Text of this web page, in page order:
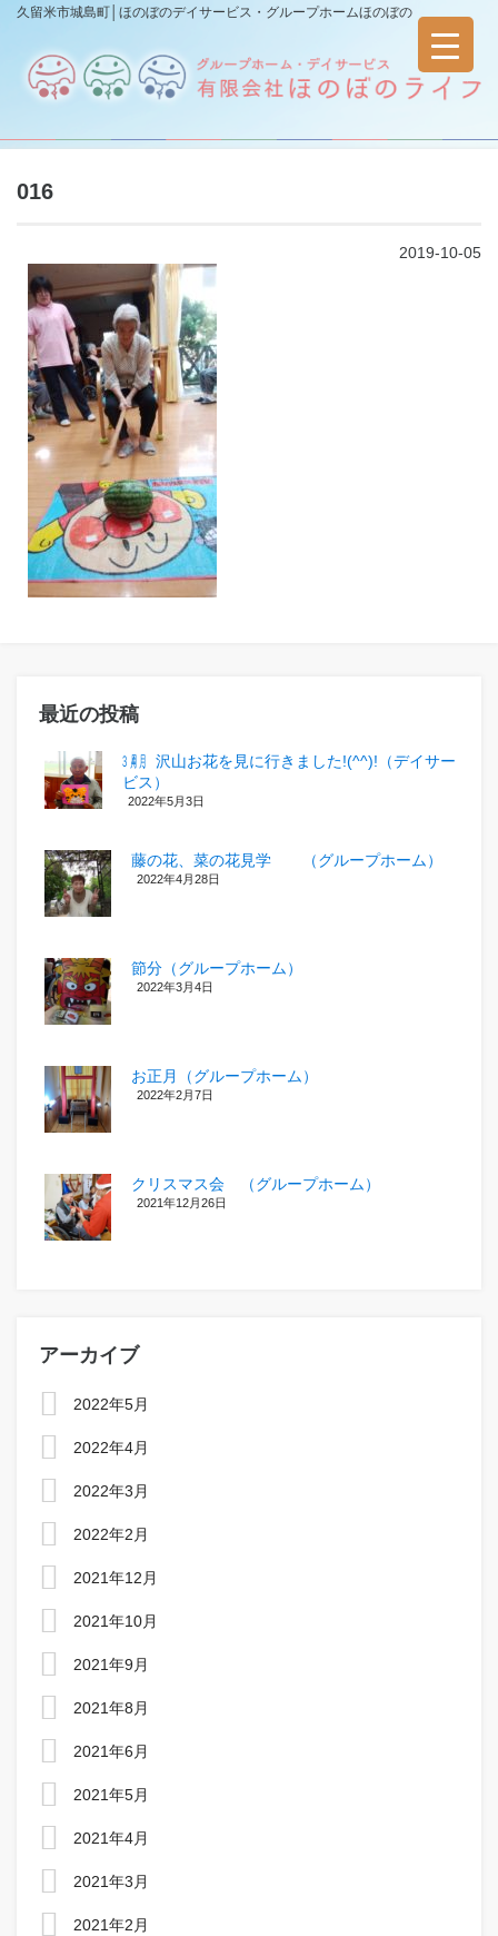
久留米市城島町│ほのぼのデイサービス・グループホームほのぼの
016
2019-10-05
最近の投稿
㋂㋃、沢山お花を見に行きました!(^^)!（デイサー
ビス）
2022年5月3日
藤の花、菜の花見学 （グループホーム）
2022年4月28日
節分（グループホーム）
2022年3月4日
お正月（グループホーム）
2022年2月7日
クリスマス会 （グループホーム）
2021年12月26日
アーカイブ
2022年5月
2022年4月
2022年3月
2022年2月
2021年12月
2021年10月
2021年9月
2021年8月
2021年6月
2021年5月
2021年4月
2021年3月
2021年2月